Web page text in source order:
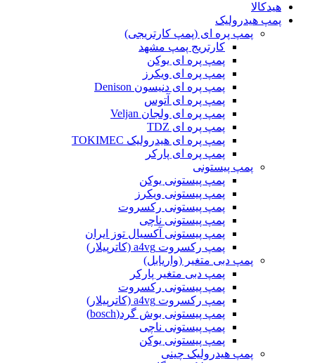
هیدکالا
پمپ هیدرولیک
پمپ پره ای (پمپ کارتریجی)
کارتریج پمپ مشهد
پمپ پره ای یوکن
پمپ پره ای ویکرز
پمپ پره ای دنیسون Denison
پمپ پره ای آتوس
پمپ پره ای ولجان Veljan
پمپ پره ای TDZ
پمپ پره ای هیدرولیک TOKIMEC
پمپ پره ای پارکر
پمپ پیستونی
پمپ پیستونی یوکن
پمپ پیستونی ویکرز
پمپ پیستونی رکسروت
پمپ پیستونی ناچی
پمپ پیستونی آکسیال توز ایران
پمپ رکسروت a4vg (کاترپیلار)
پمپ دبی متغیر (واریابل)
پمپ دبی متغیر پارکر
پمپ پیستونی رکسروت
پمپ رکسروت a4vg (کاترپیلار)
پمپ پیستونی بوش گرد(bosch)
پمپ پیستونی ناچی
پمپ پیستونی یوکن
پمپ هیدرولیک چینی